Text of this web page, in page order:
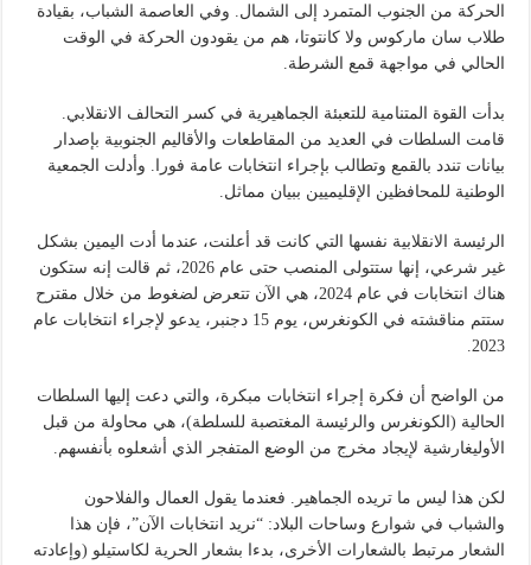
الحركة من الجنوب المتمرد إلى الشمال. وفي العاصمة الشباب، بقيادة
طلاب سان ماركوس ولا كانتوتا، هم من يقودون الحركة في الوقت
الحالي في مواجهة قمع الشرطة.
بدأت القوة المتنامية للتعبئة الجماهيرية في كسر التحالف الانقلابي.
قامت السلطات في العديد من المقاطعات والأقاليم الجنوبية بإصدار
بيانات تندد بالقمع وتطالب بإجراء انتخابات عامة فورا. وأدلت الجمعية
الوطنية للمحافظين الإقليميين ببيان مماثل.
الرئيسة الانقلابية نفسها التي كانت قد أعلنت، عندما أدت اليمين بشكل
غير شرعي، إنها ستتولى المنصب حتى عام 2026، ثم قالت إنه ستكون
هناك انتخابات في عام 2024، هي الآن تتعرض لضغوط من خلال مقترح
ستتم مناقشته في الكونغرس، يوم 15 دجنبر، يدعو لإجراء انتخابات عام
2023.
من الواضح أن فكرة إجراء انتخابات مبكرة، والتي دعت إليها السلطات
الحالية (الكونغرس والرئيسة المغتصبة للسلطة)، هي محاولة من قبل
الأوليغارشية لإيجاد مخرج من الوضع المتفجر الذي أشعلوه بأنفسهم.
لكن هذا ليس ما تريده الجماهير. فعندما يقول العمال والفلاحون
والشباب في شوارع وساحات البلاد: “نريد انتخابات الآن”، فإن هذا
الشعار مرتبط بالشعارات الأخرى، بدءا بشعار الحرية لكاستيلو (وإعادته